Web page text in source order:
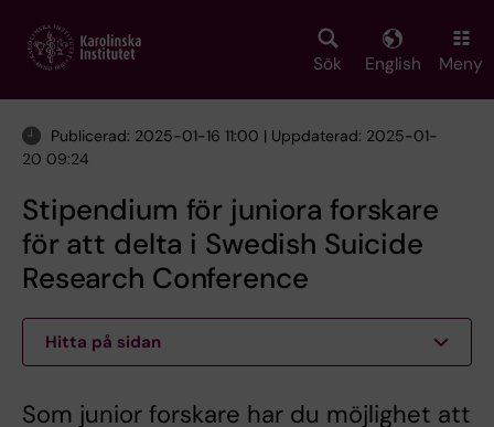
main
Sök English Meny
Publicerad: 2025-01-16 11:00 | Uppdaterad: 2025-01-
20 09:24
Stipendium för juniora forskare
för att delta i Swedish Suicide
Research Conference
Hitta på sidan
Som junior forskare har du möjlighet att